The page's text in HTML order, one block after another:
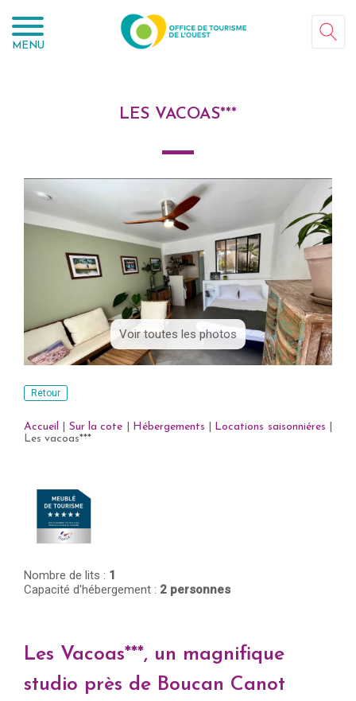
MENU
LES VACOAS***
Voir toutes les photos
Retour
Accueil Sur la cote Hébergements Locations saisonniéres
Les vacoas***
Nombre de lits : 1
Capacité d'hébergement : 2 personnes
Les Vacoas***, un magnifique
studio près de Boucan Canot